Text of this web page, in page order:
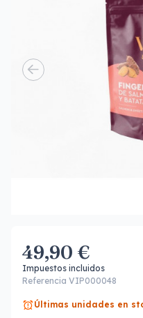
49,90 €
Impuestos incluidos
Referencia VIP000048
Últimas unidades en